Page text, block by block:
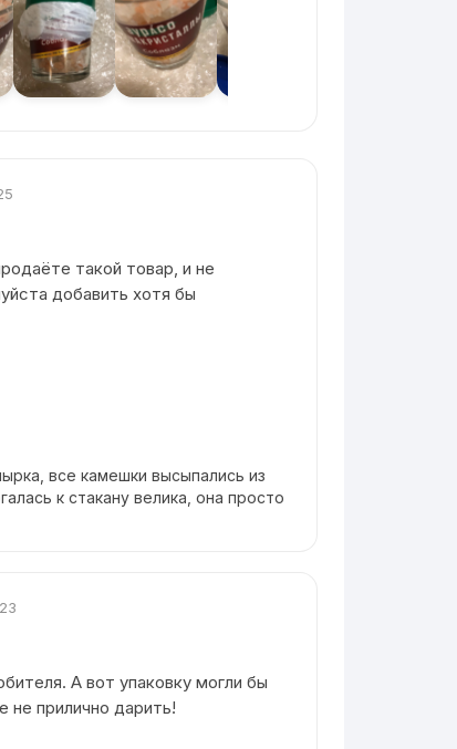
такой товар, и не
добавить хотя бы
все камешки высыпались из
к стакану велика, она просто
А вот упаковку могли бы
не прилично дарить!